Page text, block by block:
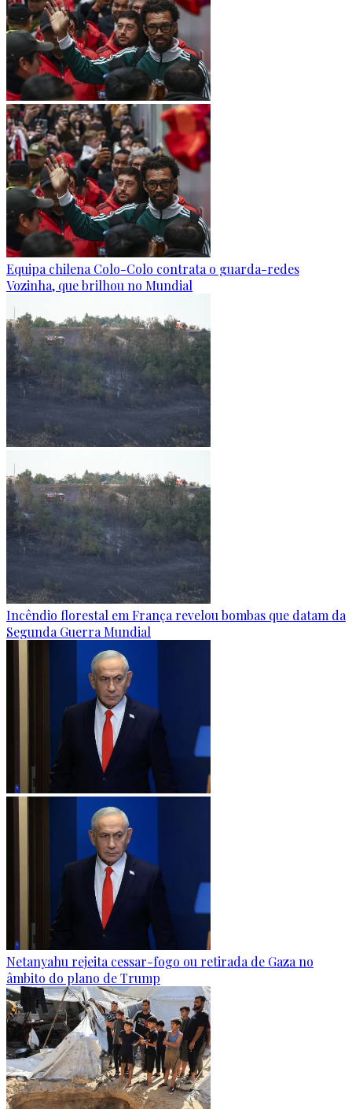
Equipa chilena Colo-Colo contrata o guarda-redes
Vozinha, que brilhou no Mundial
Incêndio florestal em França revelou bombas que datam da
Segunda Guerra Mundial
Netanyahu rejeita cessar-fogo ou retirada de Gaza no
âmbito do plano de Trump